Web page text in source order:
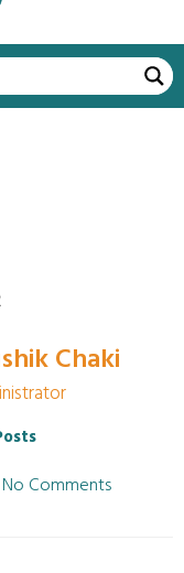
Chaki
No Comments